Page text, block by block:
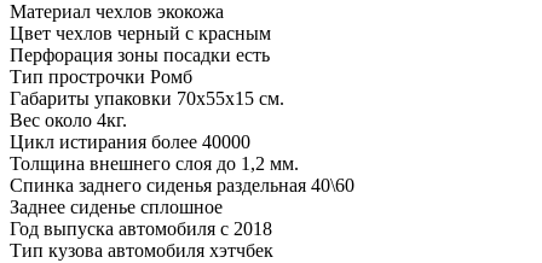
Материал чехлов экокожа
Цвет чехлов черный с красным
Перфорация зоны посадки есть
Тип прострочки Ромб
Габариты упаковки 70х55х15 см.
Вес около 4кг.
Цикл истирания более 40000
Толщина внешнего слоя до 1,2 мм.
Спинка заднего сиденья раздельная 40\60
Заднее сиденье сплошное
Год выпуска автомобиля с 2018
Тип кузова автомобиля хэтчбек